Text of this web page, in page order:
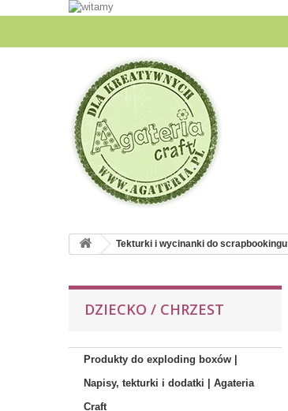
Tekturki i wycinanki do scrapbookingu
DZIECKO / CHRZEST
Produkty do exploding boxów |
Napisy, tekturki i dodatki | Agateria
Craft